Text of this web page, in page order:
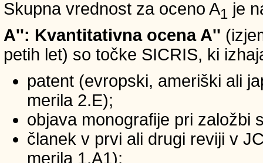
Skupna vrednost za oceno A1 je
A'': Kvantitativna ocena A''
petih let) so točke SICRIS, ki
patent (evropski, ameriški ali
merila 2.E);
objava monografije pri založbi
članek v prvi ali drugi reviji v
merila 1.A1);